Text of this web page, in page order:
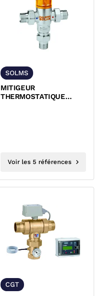
SOLMS
MITIGEUR
THERMOSTATIQUE
Voir les 5 références
CGT